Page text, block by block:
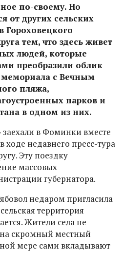
по-своему. Но
от других сельских
Гороховецкого
тем, что здесь живет
людей, которые
преобразили облик
мемориала с Вечным
пляжа,
парков и
в одном из них.
в Фоминки вместе
ходе недавнего пресс-тура
Эту поездку
массовых
губернатора.
недаром пригласила
территория
Жители села не
скромный местный
мере сами вкладывают